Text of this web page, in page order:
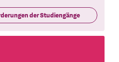
der Studiengänge